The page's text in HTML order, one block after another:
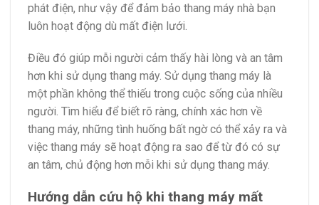
phát điện, như vậy để đảm bảo thang máy nhà bạn
luôn hoạt động dù mất điện lưới.
Điều đó giúp mỗi người cảm thấy hài lòng và an tâm
hơn khi sử dụng thang máy. Sử dụng thang máy là
một phần không thể thiếu trong cuộc sống của nhiều
người. Tìm hiểu để biết rõ ràng, chính xác hơn về
thang máy, những tình huống bất ngờ có thể xảy ra và
việc thang máy sẽ hoạt động ra sao để từ đó có sự
an tâm, chủ động hơn mỗi khi sử dụng thang máy.
Hướng dẫn cứu hộ khi thang máy mất